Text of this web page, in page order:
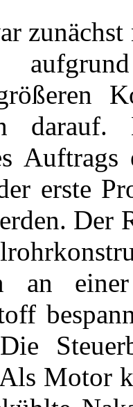
erste
Der
an
Motor